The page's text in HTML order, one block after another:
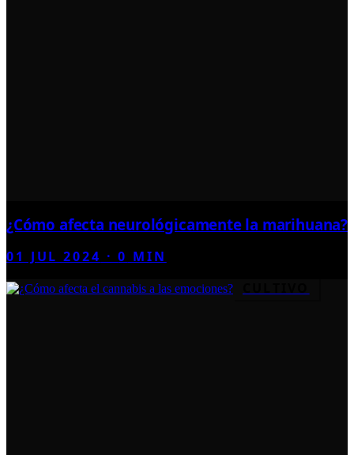
¿Cómo afecta neurológicamente la marihuana?
01 JUL 2024 ·0 MIN